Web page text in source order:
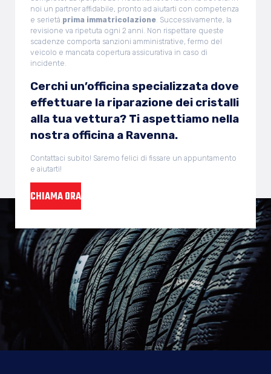
noi un partner affidabile, pronto ad aiutarti con competenza
e serietà.prima immatricolazione. Successivamente, la
revisione va ripetuta ogni 2 anni. Non rispettare queste
scadenze comporta sanzioni amministrative, fermo del
veicolo e mancata copertura assicurativa in caso di
incidente.
Cerchi un’officina specializzata dove
effettuare la riparazione dei cristalli
alla tua vettura? Ti aspettiamo nella
nostra officina a Ravenna.
Contattaci subito! Saremo felici di fissare un appuntamento
e aiutarti!
CHIAMA ORA